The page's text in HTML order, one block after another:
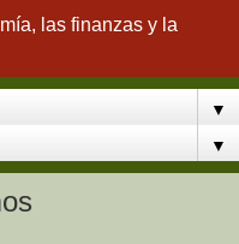
las finanzas y la
▼
▼